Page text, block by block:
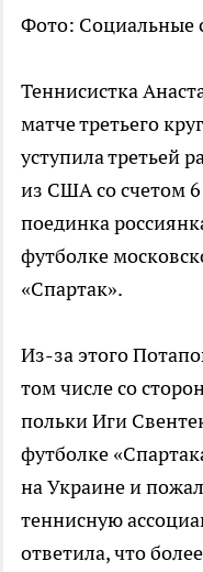
Фото: Социальные
Теннисистка
матче третьего
уступила третьей
из США со счетом
поединка
футболке
«Спартак».
Из-за этого
том числе со
польки Иги
футболке
на Украине и
теннисную
ответила, что